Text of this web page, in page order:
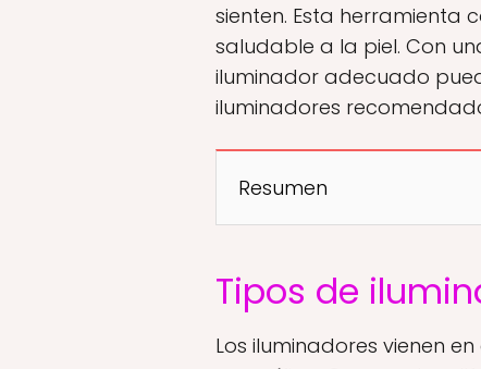
sienten. Esta herramienta
saludable a la piel. Con
iluminador adecuado
iluminadores
Resumen
Tipos de
Los iluminadores vienen